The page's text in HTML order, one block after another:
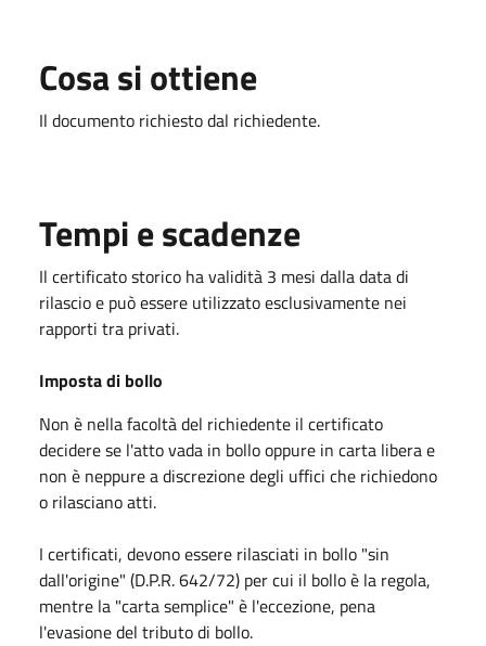
Cosa si ottiene
Il documento richiesto dal richiedente.
Tempi e scadenze
Il certificato storico ha validità 3 mesi dalla data di
rilascio e può essere utilizzato esclusivamente nei
rapporti tra privati.
Imposta di bollo
Non è nella facoltà del richiedente il certificato
decidere se l'atto vada in bollo oppure in carta libera e
non è neppure a discrezione degli uffici che richiedono
o rilasciano atti.
I certificati, devono essere rilasciati in bollo "sin
dall'origine" (D.P.R. 642/72) per cui il bollo è la regola,
mentre la "carta semplice" è l'eccezione, pena
l'evasione del tributo di bollo.